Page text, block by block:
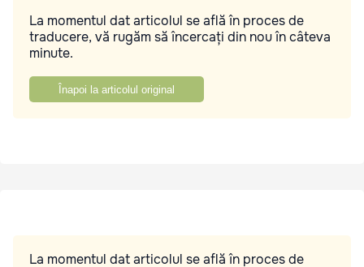
La momentul dat articolul se află în proces de
traducere, vă rugăm să încercați din nou în câteva
minute.
Înapoi la articolul original
La momentul dat articolul se află în proces de